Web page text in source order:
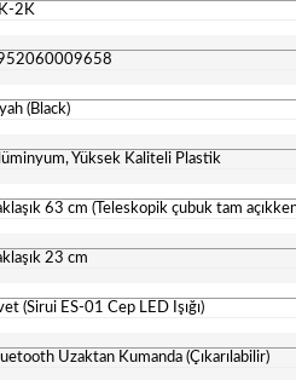
2K
(Black)
Yüksek Kaliteli Plastik
63 cm (Teleskopik çubuk tam
23 cm
(Sirui ES-01 Cep LED Işığı)
Uzaktan Kumanda (Çıkarılabilir)